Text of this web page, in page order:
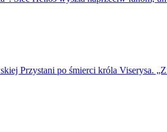
Przystani po śmierci króla